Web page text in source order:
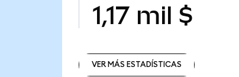
1,17 mil $
VER MÁS ESTADÍSTICAS